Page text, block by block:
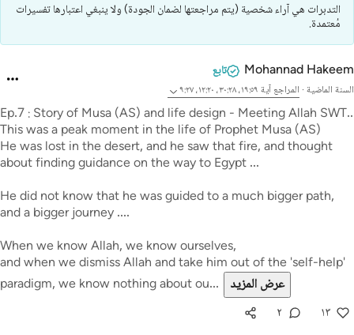
التدبرات هي آراء شخصية (يتم مراجعتها لضمان الجودة) ولا ينبغي اعتبارها تفسيرات
مُعتمدة.
Mohannad Hakeem تابع
السنة الماضية· المراجعآية ١٩:٥٩، ٣٠:٢٨، ١٢:٢٠، ٩:٢٧
Ep.7 : Story of Musa (AS) and life design - Meeting Allah SWT..
This was a peak moment in the life of Prophet Musa (AS)
He was lost in the desert, and he saw that fire, and thought
about finding guidance on the way to Egypt ...
He did not know that he was guided to a much bigger path,
and a bigger journey ....
When we know Allah, we know ourselves,
and when we dismiss Allah and take him out of the 'self-help'
paradigm, we know nothing about ou... عرض المزيد
١٣
٢